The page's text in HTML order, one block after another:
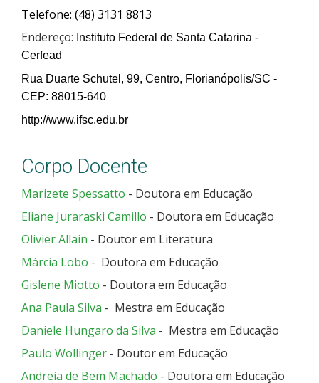
Telefone: (48) 3131 8813
Endereço: Instituto Federal de Santa Catarina -
Cerfead
Rua Duarte Schutel, 99, Centro, Florianópolis/SC -
CEP: 88015-640
http://www.ifsc.edu.br
Corpo Docente
Marizete Spessatto - Doutora em Educação
Eliane Juraraski Camillo - Doutora em Educação
Olivier Allain - Doutor em Literatura
Márcia Lobo - Doutora em Educação
Gislene Miotto - Doutora em Educação
Ana Paula Silva - Mestra em Educação
Daniele Hungaro da Silva - Mestra em Educação
Paulo Wollinger - Doutor em Educação
Andreia de Bem Machado - Doutora em Educação